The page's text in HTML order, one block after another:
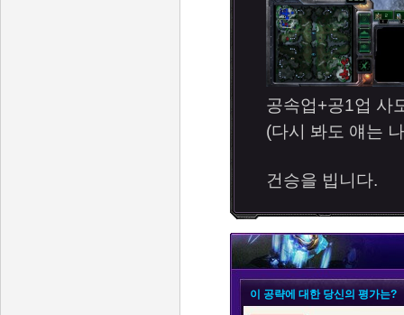
공속업+공1업 사
(다시 봐도 얘는
건승을 빕니다.
이 공략에 대한 당신의 평가는?